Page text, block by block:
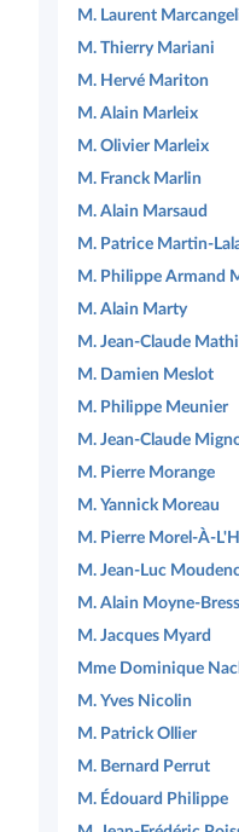
M. Laurent
M. Thierry Mariani
M. Hervé Mariton
M. Alain Marleix
M. Olivier Marleix
M. Franck Marlin
M. Alain Marsaud
M. Patrice Martin-
M. Philippe Armand
M. Alain Marty
M. Jean-Claude
M. Damien Meslot
M. Philippe Meunier
M. Jean-Claude
M. Pierre Morange
M. Yannick Moreau
M. Pierre Morel-À-
M. Jean-Luc
M. Alain Moyne-
M. Jacques Myard
Mme Dominique
M. Yves Nicolin
M. Patrick Ollier
M. Bernard Perrut
M. Édouard Philippe